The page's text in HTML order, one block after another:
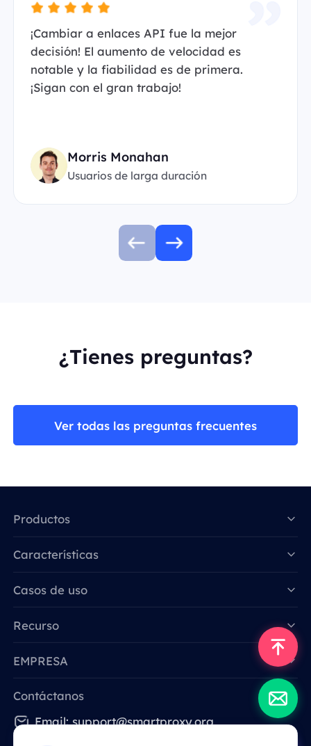
¡Cambiar a enlaces API fue la mejor
decisión! El aumento de velocidad es
notable y la fiabilidad es de primera.
¡Sigan con el gran trabajo!
Morris Monahan
Usuarios de larga duración
¿Tienes preguntas?
Ver todas las preguntas frecuentes
Productos
Características
Casos de uso
Recurso
EMPRESA
Contáctanos
Email: support@smartproxy.org